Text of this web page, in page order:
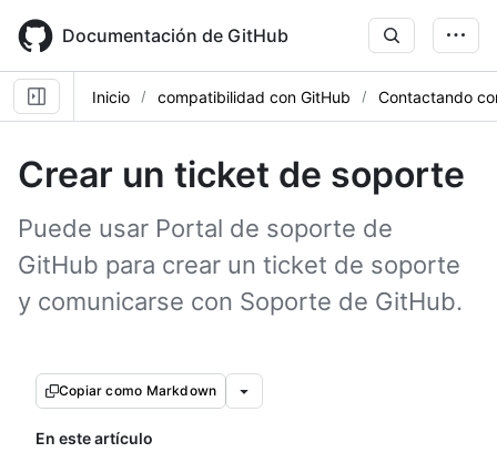
main
content
Documentación de GitHub
Inicio compatibilidad con GitHub Contactando
Crear un ticket de soporte
Puede usar Portal de soporte de
GitHub para crear un ticket de soporte
y comunicarse con Soporte de GitHub.
Copiar como Markdown
En este artículo